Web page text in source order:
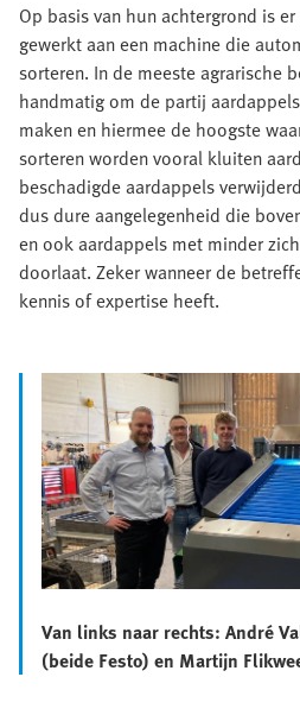
Op basis van hun achtergrond is
gewerkt aan een machine die
sorteren. In de meeste agrarische
handmatig om de partij
maken en hiermee de hoogste
sorteren worden vooral kluiten
beschadigde aardappels
dus dure aangelegenheid die
en ook aardappels met minder
doorlaat. Zeker wanneer de
kennis of expertise heeft.
Van links naar rechts: André
(beide Festo) en Martijn